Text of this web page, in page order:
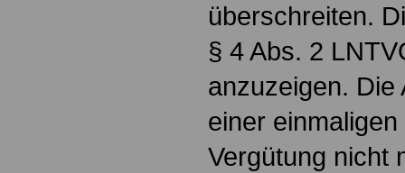
überschreiten.
§ 4 Abs. 2
anzuzeigen. Die
einer
Vergütung nicht